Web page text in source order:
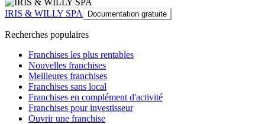
IRIS & WILLY SPA Documentation gratuite
Recherches populaires
Franchises les plus rentables
Nouvelles franchises
Meilleures franchises
Franchises sans local
Franchises en complément d'activité
Franchises pour investisseur
Ouvrir une franchise